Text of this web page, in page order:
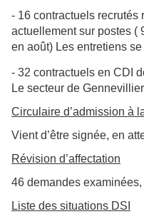
- 16 contractuels recrutés
actuellement sur postes (
en août) Les entretiens
- 32 contractuels en CDI
Le secteur de
Circulaire d’admission à
Vient d’être signée, en
Révision d’affectation
46 demandes
Liste des situations DSI